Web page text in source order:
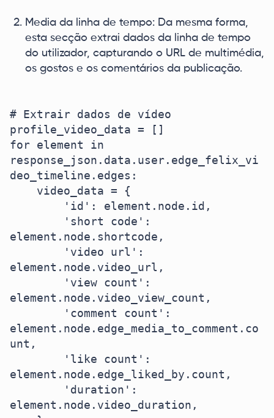
Media da linha de tempo: Da mesma forma,
esta secção extrai dados da linha de tempo
do utilizador, capturando o URL de multimédia,
os gostos e os comentários da publicação.
# Extrair dados de vídeo
profile_video_data = []
for element in
response_json.data.user.edge_felix_vi
deo_timeline.edges:
element.node.shortcode,
element.node.video_url,
element.node.video_view_count,
element.node.edge_media_to_comment.co
unt,
element.node.edge_liked_by.count,
element.node.video_duration,